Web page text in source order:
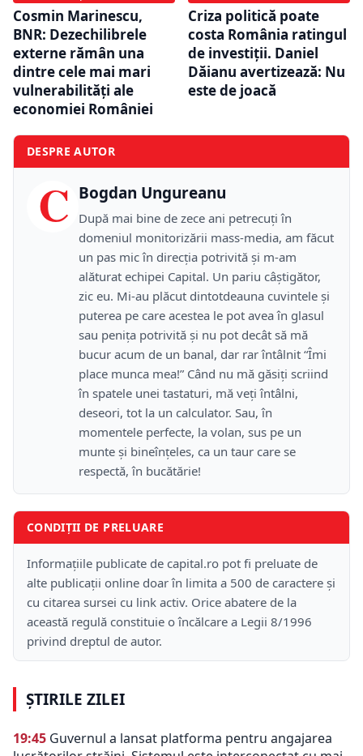
Cosmin Marinescu,
BNR: Dezechilibrele
externe rămân una
dintre cele mai mari
vulnerabilități ale
economiei României
Criza politică poate
costa România ratingul
de investiții. Daniel
Dăianu avertizează: Nu
este de joacă
DESPRE AUTOR
C Bogdan Ungureanu
După mai bine de zece ani petrecuţi în
domeniul monitorizării mass-media, am făcut
un pas mic în direcţia potrivită şi m-am
alăturat echipei Capital. Un pariu câştigător,
zic eu. Mi-au plăcut dintotdeauna cuvintele şi
puterea pe care acestea le pot avea în glasul
sau peniţa potrivită şi nu pot decât să mă
bucur acum de un banal, dar rar întâlnit “Îmi
place munca mea!” Când nu mă găsiţi scriind
în spatele unei tastaturi, mă veţi întâlni,
deseori, tot la un calculator. Sau, în
momentele perfecte, la volan, sus pe un
munte şi bineînţeles, ca un taur care se
respectă, în bucătărie!
CONDIȚII DE PRELUARE
Informațiile publicate de capital.ro pot fi preluate de
alte publicații online doar în limita a 500 de caractere și
cu citarea sursei cu link activ. Orice abatere de la
această regulă constituie o încălcare a Legii 8/1996
privind dreptul de autor.
ȘTIRILE ZILEI
19:45 Guvernul a lansat platforma pentru angajarea